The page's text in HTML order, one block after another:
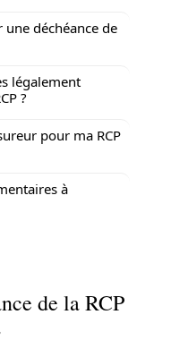
une déchéance de
légalement
?
pour ma RCP
à
de la RCP